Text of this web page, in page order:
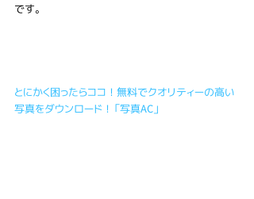
です。
とにかく困ったらココ！無料でクオリティーの高い
写真をダウンロード！「写真AC」